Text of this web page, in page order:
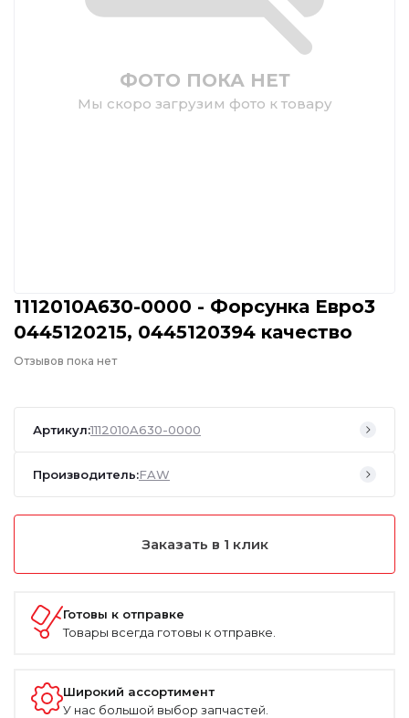
ФОТО ПОКА НЕТ
Мы скоро загрузим фото к товару
1112010A630-0000 - Форсунка Евро3
0445120215, 0445120394 качество
Отзывов пока нет
Артикул:1112010A630-0000
Производитель:FAW
Заказать в 1 клик
Готовы к отправке
Товары всегда готовы к отправке.
Широкий ассортимент
У нас большой выбор запчастей.